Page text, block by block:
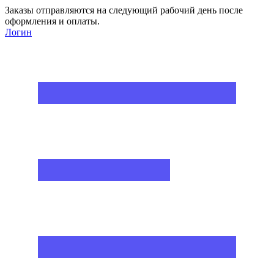
Заказы отправляются на следующий рабочий день после
оформления и оплаты.
Логин